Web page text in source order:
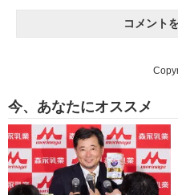
コメント
今、あなたにオススメ